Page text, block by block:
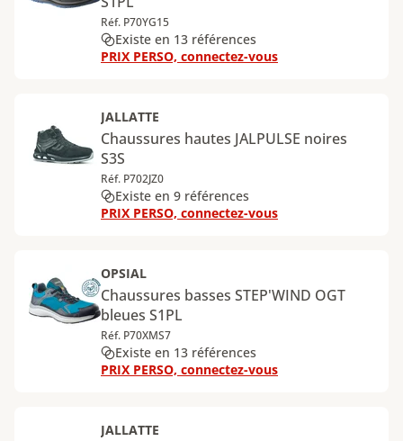
Réf. P70YG15
Existe en 13 références
PRIX PERSO, connectez-vous
JALLATTE
Chaussures hautes JALPULSE noires
S3S
Réf. P702JZ0
Existe en 9 références
PRIX PERSO, connectez-vous
OPSIAL
Chaussures basses STEP'WIND OGT
bleues S1PL
Réf. P70XMS7
Existe en 13 références
PRIX PERSO, connectez-vous
JALLATTE